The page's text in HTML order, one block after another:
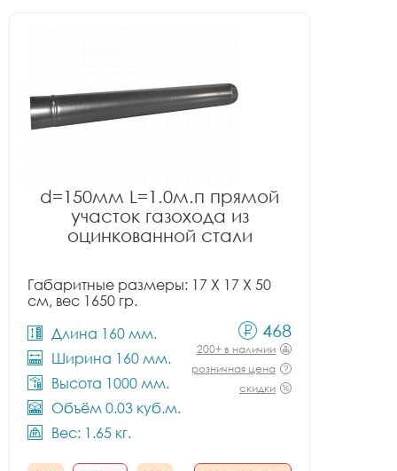
d=150мм L=1.0м.п прямой
участок газохода из
оцинкованной стали
Габаритные размеры: 17 X 17 X 50
см, вес 1650 гр.
Длина 160 мм.
Ширина 160 мм.
Высота 1000 мм.
Объём 0.03 куб.м.
Вес: 1.65 кг.
468
200+ в наличии
розничная цена
скидки